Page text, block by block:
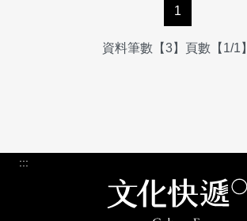
1
資料筆數【3】頁數【1/1】
:::